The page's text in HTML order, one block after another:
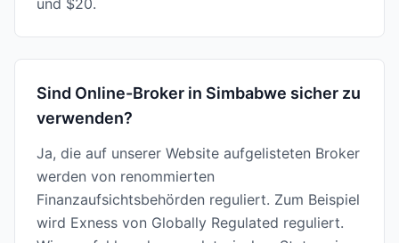
und $20.
Sind Online-Broker in Simbabwe sicher zu
verwenden?
Ja, die auf unserer Website aufgelisteten Broker
werden von renommierten
Finanzaufsichtsbehörden reguliert. Zum Beispiel
wird Exness von Globally Regulated reguliert.